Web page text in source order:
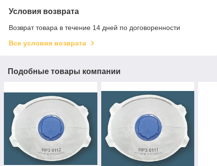
Условия возврата
Возврат товара в течение 14 дней по договоренности
Все условия возврата
Подобные товары компании